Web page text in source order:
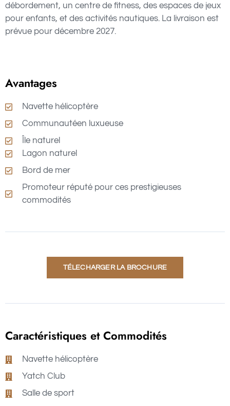
débordement, un centre de fitness, des espaces de jeux
pour enfants, et des activités nautiques. La livraison est
prévue pour décembre 2027.
Avantages
Navette hélicoptère
Communautéen luxueuse
Île naturel
Lagon naturel
Bord de mer
Promoteur réputé pour ces prestigieuses
commodités
TÉLECHARGER LA BROCHURE
Caractéristiques et Commodités
Navette hélicoptère
Yatch Club
Salle de sport